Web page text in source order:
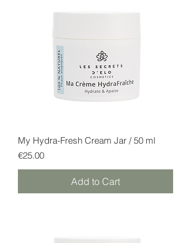
My Hydra-Fresh Cream Jar / 50 ml
Price
€25.00
Add to Cart